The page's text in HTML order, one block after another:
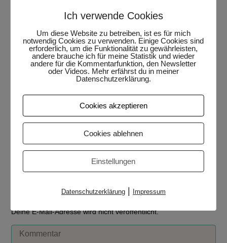
Angebote von Sexygirl25 und Hot_Valentina in
Kategorie:Persönliches
Deine E-Mail-Adresse wird nicht veröffentlicht.
Kommentar
Ich verwende Cookies
Um diese Website zu betreiben, ist es für mich
notwendig Cookies zu verwenden. Einige Cookies sind
erforderlich, um die Funktionalität zu gewährleisten,
andere brauche ich für meine Statistik und wieder
andere für die Kommentarfunktion, den Newsletter
oder Videos. Mehr erfährst du in meiner
Datenschutzerklärung.
Cookies akzeptieren
Cookies ablehnen
Einstellungen
Datenschutzerklärung| Impressum